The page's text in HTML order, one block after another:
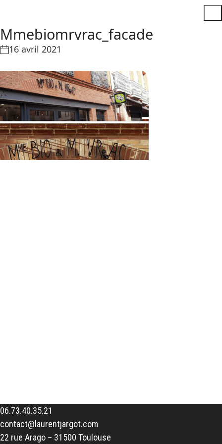
Mmebiomrvrac_facade
16 avril 2021
06.73.40.35.21
contact@laurentjargot.com
22 rue Arago – 31500 Toulouse